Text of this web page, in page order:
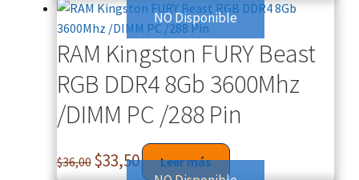
NO Disponible
RAM Kingston FURY Beast
RGB DDR4 8Gb 3600Mhz
/DIMM PC /288 Pin
$36,00 $33,50 Leer más